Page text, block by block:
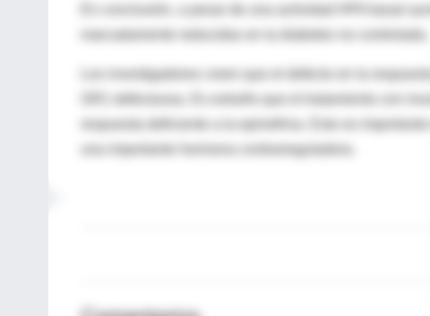
En conclusión, a pesar de una actividad HPA basal
Los investigadores creen que el defecto en la
GR1 defectuosa. Es extraño que el tratamiento con
respuesta deficiente a la epinefrina. Esto es
una importante hormona contrarreguladora.